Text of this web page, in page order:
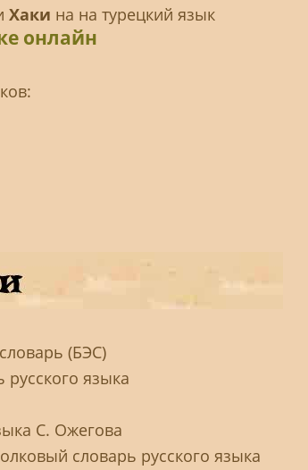
Хаки на на турецкий язык
онлайн
(БЭС)
языка
С. Ожегова
словарь русского языка